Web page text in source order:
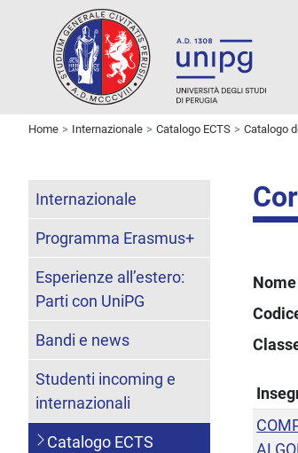
Home Internazionale Catalogo ECTS Catalogo
Internazionale
Programma Erasmus+
Esperienze all’estero:
Parti con UniPG
Bandi e news
Studenti incoming e
internazionali
Catalogo ECTS